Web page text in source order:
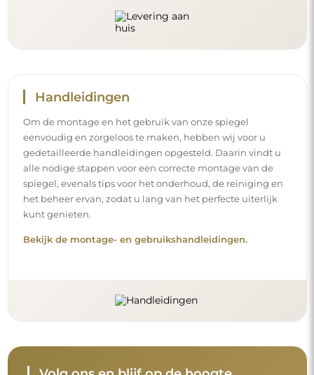
Handleidingen
Om de montage en het gebruik van onze spiegel
eenvoudig en zorgeloos te maken, hebben wij voor u
gedetailleerde handleidingen opgesteld. Daarin vindt u
alle nodige stappen voor een correcte montage van de
spiegel, evenals tips voor het onderhoud, de reiniging en
het beheer ervan, zodat u lang van het perfecte uiterlijk
kunt genieten.
Bekijk de montage- en gebruikshandleidingen.